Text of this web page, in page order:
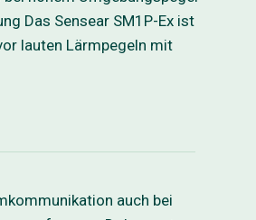
Das Sensear SM1P-Ex ist
lauten Lärmpegeln mit
auch bei